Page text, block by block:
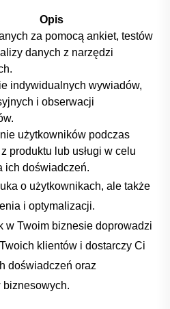
Opis
za pomocą ⁣ankiet, ⁣testów
danych z ⁤narzędzi
indywidualnych wywiadów,⁢
i obserwacji
użytkowników podczas
produktu ‍lub usługi w celu
ich doświadczeń.
o użytkownikach, ale także
i optymalizacji.
w Twoim biznesie doprowadzi
klientów i dostarczy ​Ci‌
doświadczeń oraz